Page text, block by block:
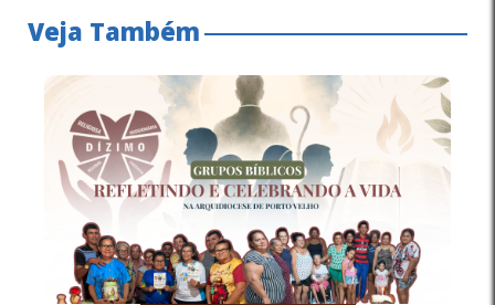
Veja Também